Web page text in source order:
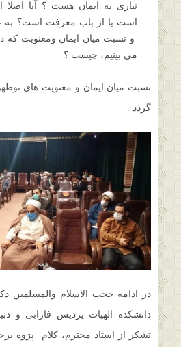
نیازی به ایمان هست ؟ آیا
است یا از باب معرفت است؟ به
و نسبت میان ایمان ومعنویت که
می بینیم، چیست ؟
نسبت میان ایمان و معنویت های
گردد .
در ادامه حجت الاسلام والمسلمین
دانشکده الهیات پردیس فارابی و
تشکر از استاد محترم، کلام پژوه